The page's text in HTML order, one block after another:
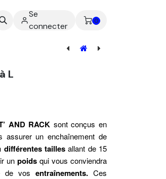
Se
connecter
0
L
AND RACK sont conçus en
assurer un enchaînement de
différentes tailles allant de 15
un poids qui vous conviendra
de vos entraînements. Ces